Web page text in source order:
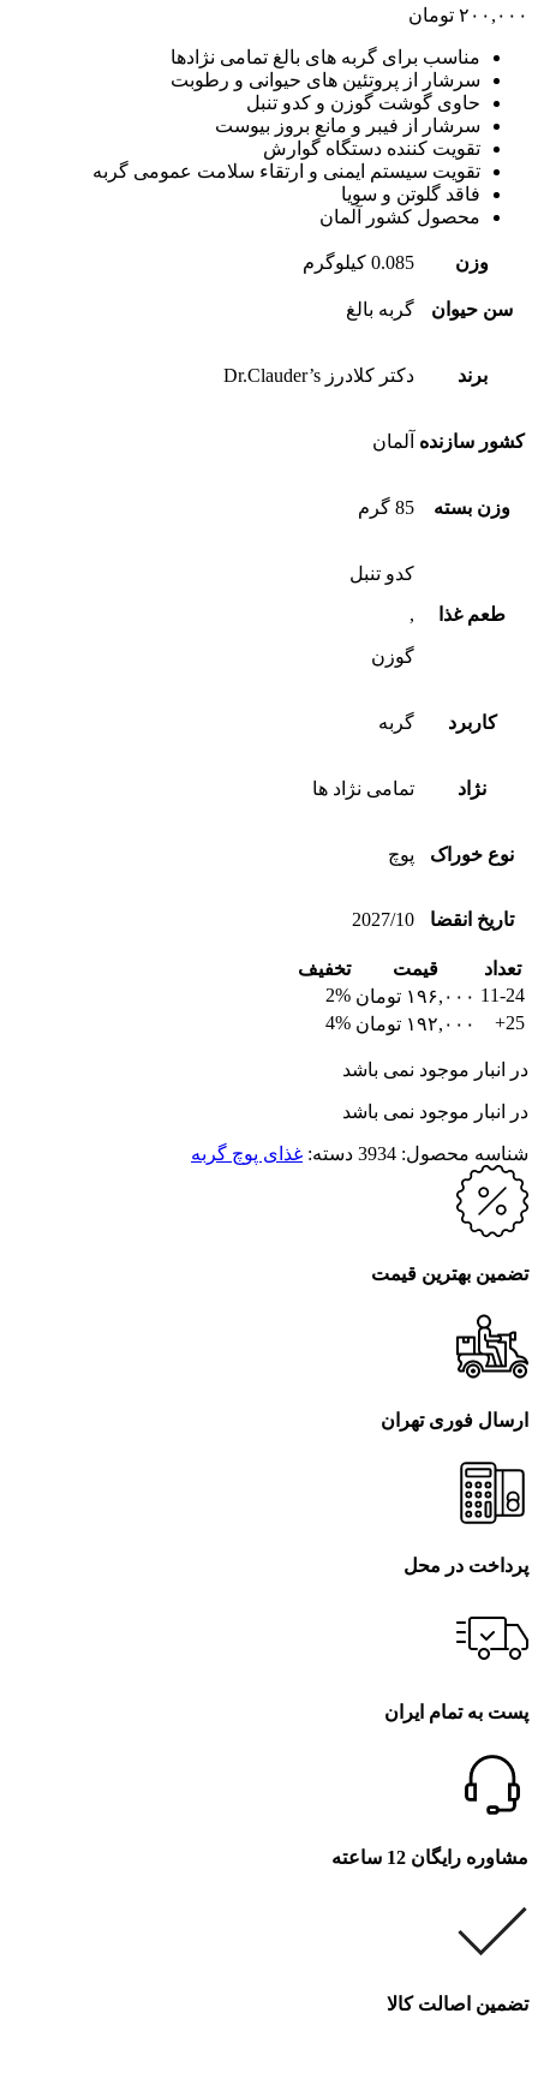
۲۰۰,۰۰۰ تومان
مناسب برای گربه های بالغ تمامی نژادها
سرشار از پروتئین های حیوانی و رطوبت
حاوی گوشت گوزن و کدو تنبل
سرشار از فیبر و مانع بروز بیوست
تقویت کننده دستگاه گوارش
تقویت سیستم ایمنی و ارتقاء سلامت عمومی گربه
فاقد گلوتن و سویا
محصول کشور آلمان
وزن 0.085 کیلوگرم
سن حیوان گربه بالغ
برند دکتر کلادرز Dr.Clauder’s
کشور سازنده آلمان
وزن بسته 85 گرم
طعم غذا
کدو تنبل
,
گوزن
کاربرد گربه
نژاد تمامی نژاد ها
نوع خوراک پوچ
تاریخ انقضا 2027/10
تعداد قیمت
تخفیف
11-24 ۱۹۶,۰۰۰ تومان 2%
25+
۱۹۲,۰۰۰ تومان 4%
در انبار موجود نمی باشد
در انبار موجود نمی باشد
شناسه محصول: 3934 دسته: غذای پوچ گربه
تضمین بهترین قیمت
ارسال فوری تهران
پرداخت در محل
پست به تمام ایران
مشاوره رایگان 12 ساعته
تضمین اصالت کالا